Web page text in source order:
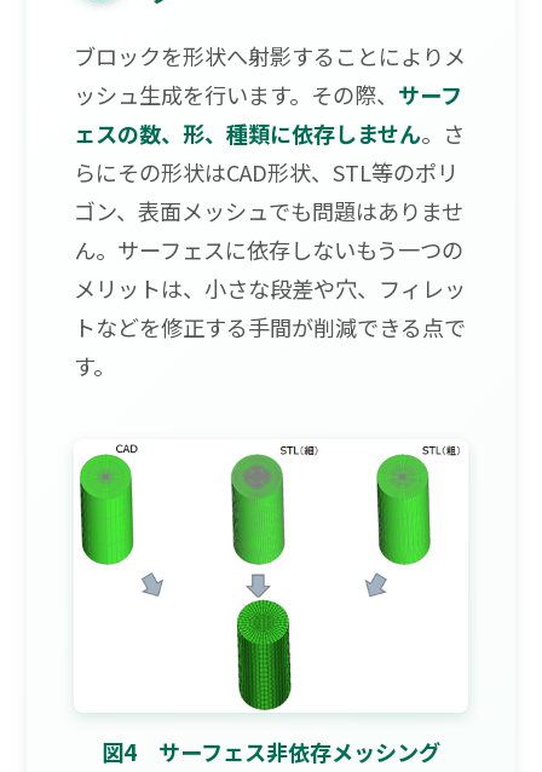
ブロックを形状へ射影することによりメ
ッシュ生成を行います。その際、 サーフ
ェスの数、形、種類に依存しません。さ
らにその形状はCAD形状、STL等のポリ
ゴン、表面メッシュでも問題はありませ
ん。サーフェスに依存しないもう一つの
メリットは、小さな段差や穴、フィレッ
トなどを修正する手間が削減できる点で
す。
図4 サーフェス非依存メッシング